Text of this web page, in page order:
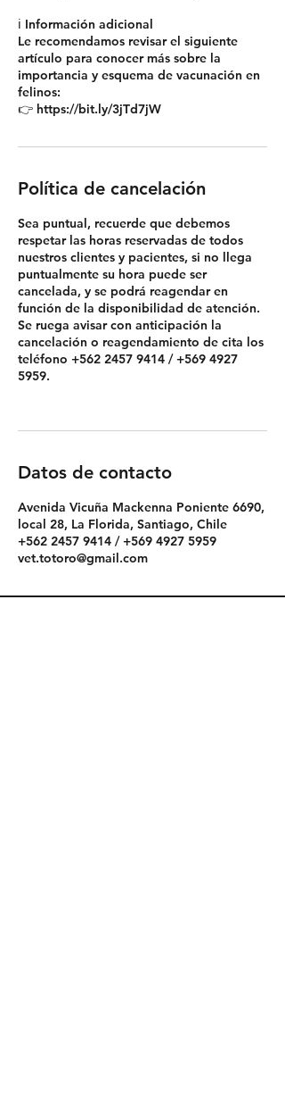
ℹ️ Información adicional
Le recomendamos revisar el siguiente
artículo para conocer más sobre la
importancia y esquema de vacunación en
felinos:
👉 https://bit.ly/3jTd7jW
Política de cancelación
Sea puntual, recuerde que debemos
respetar las horas reservadas de todos
nuestros clientes y pacientes, si no llega
puntualmente su hora puede ser
cancelada, y se podrá reagendar en
función de la disponibilidad de atención.
Se ruega avisar con anticipación la
cancelación o reagendamiento de cita los
teléfono +562 2457 9414 / +569 4927
5959.
Datos de contacto
Avenida Vicuña Mackenna Poniente 6690,
local 28, La Florida, Santiago, Chile
+562 2457 9414 / +569 4927 5959
vet.totoro@gmail.com